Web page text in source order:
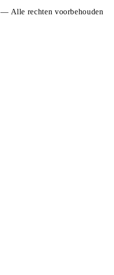
Alle rechten voorbehouden